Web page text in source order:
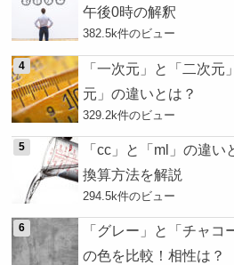
午後0時の解釈
382.5k件のビュー
「一次元」と「二次
元」の違いとは？
329.2k件のビュー
「cc」と「ml」の違
換算方法を解説
294.5k件のビュー
「グレー」と「チャ
の色を比較！相性は？